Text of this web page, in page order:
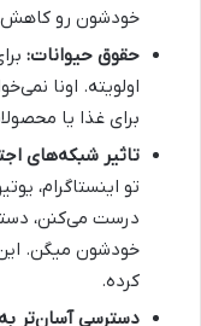
خودشون رو
حقوق حیوانات:
اولویته. اونا
برای غذا یا
تاثیر شبکه‌های
تو اینستاگرام،
درست می‌کنن،
خودشون میگن.
کرده.
دسترسی آسان‌تر به